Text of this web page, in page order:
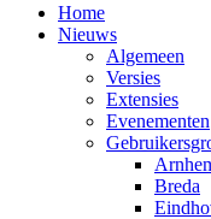
Home
Nieuws
Algemeen
Versies
Extensies
Evenementen
Breda